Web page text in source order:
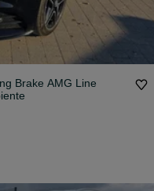
Brake AMG Line